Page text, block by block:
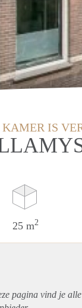
KAMER IS
25 m2
pagina vind je